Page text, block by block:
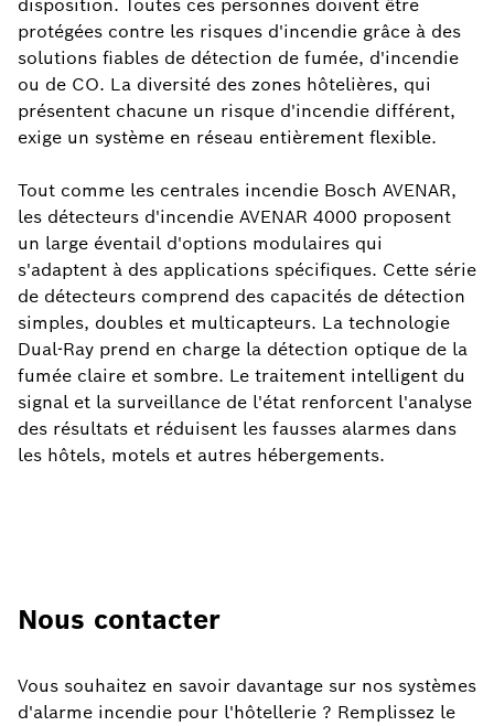
disposition. Toutes ces personnes doivent être
protégées contre les risques d'incendie grâce à des
solutions fiables de détection de fumée, d'incendie
ou de CO. La diversité des zones hôtelières, qui
présentent chacune un risque d'incendie différent,
exige un système en réseau entièrement flexible.
Tout comme les centrales incendie Bosch AVENAR,
les détecteurs d'incendie AVENAR 4000 proposent
un large éventail d'options modulaires qui
s'adaptent à des applications spécifiques. Cette série
de détecteurs comprend des capacités de détection
simples, doubles et multicapteurs. La technologie
Dual-Ray prend en charge la détection optique de la
fumée claire et sombre. Le traitement intelligent du
signal et la surveillance de l'état renforcent l'analyse
des résultats et réduisent les fausses alarmes dans
les hôtels, motels et autres hébergements.
Nous contacter
Vous souhaitez en savoir davantage sur nos systèmes
d'alarme incendie pour l'hôtellerie ? Remplissez le